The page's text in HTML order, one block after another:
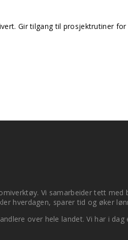
Gir tilgang til prosjektrutiner
Vi samarbeider tett
hverdagen, sparer tid og øker
over hele landet. Vi har i